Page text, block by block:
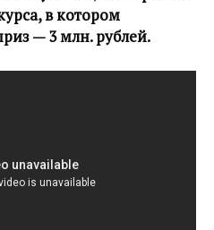
в котором
— 3 млн. рублей.